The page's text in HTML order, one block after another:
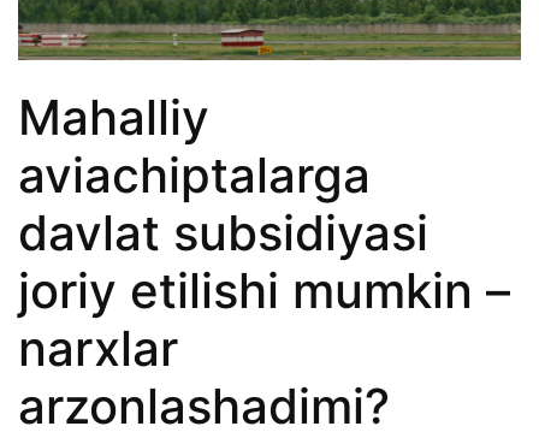
Mahalliy
aviachiptalarga
davlat subsidiyasi
joriy etilishi mumkin –
narxlar
arzonlashadimi?